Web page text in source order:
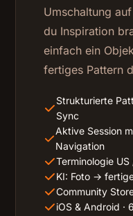
Umschaltung
du Inspiration
einfach ein
fertiges Pattern
Strukturierte
Sync
Aktive Session
Navigation
Terminologie
KI: Foto →
Community
iOS & Android ·